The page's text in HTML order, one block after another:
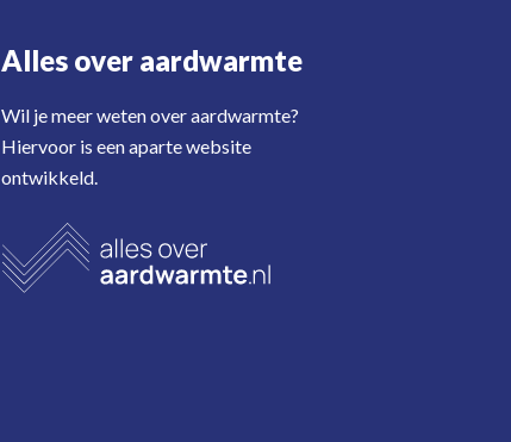
Alles over aardwarmte
Wil je meer weten over aardwarmte?
Hiervoor is een aparte website
ontwikkeld.